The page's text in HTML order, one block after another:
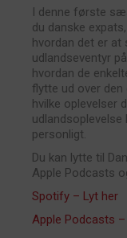
I denne første
du danske
hvordan det er at
udlandseventyr
hvordan de
flytte ud over
hvilke oplevelser
personligt.
Du kan lytte til
Apple Podcasts
Spotify – Lyt her
Apple Podcasts